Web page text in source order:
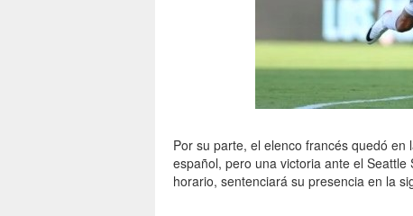
Por su parte, el elenco francés quedó
español, pero una victoria ante el
horario, sentenciará su presencia en la